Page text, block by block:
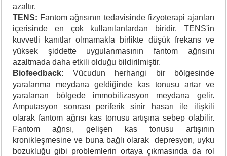
azaltır.
TENS: Fantom ağrısının tedavisinde fizyoterapi ajanları
içerisinde en çok kullanılanlardan biridir. TENS'in
kuvvetli kanıtlar olmamakla birlikte düşük frekans ve
yüksek şiddette uygulanmasının fantom ağrısını
azaltmada daha etkili olduğu bildirilmiştir.
Biofeedback: Vücudun herhangi bir bölgesinde
yaralanma meydana geldiğinde kas tonusu artar ve
yaralanan bölgede immobilizasyon meydana gelir.
Amputasyon sonrası periferik sinir hasarı ile ilişkili
olarak fantom ağrısı kas tonusu artışına sebep olabilir.
Fantom ağrısı, gelişen kas tonusu artışının
kronikleşmesine ve buna bağlı olarak depresyon, uyku
bozukluğu gibi problemlerin ortaya çıkmasında da rol